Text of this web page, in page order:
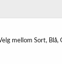
mellom Sort, Blå,